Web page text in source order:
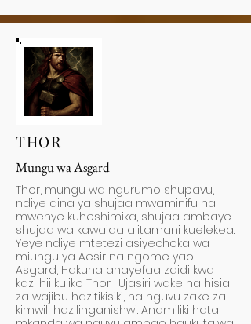
THOR
Mungu wa Asgard
Thor, mungu wa ngurumo shupavu,
ndiye aina ya shujaa mwaminifu na
mwenye kuheshimika, shujaa ambaye
shujaa wa kawaida alitamani kuelekea.
Yeye ndiye mtetezi asiyechoka wa
miungu ya Aesir na ngome yao
Asgard, Hakuna anayefaa zaidi kwa
kazi hii kuliko Thor. . Ujasiri wake na hisia
za wajibu hazitikisiki, na nguvu zake za
kimwili hazilinganishwi. Anamiliki hata